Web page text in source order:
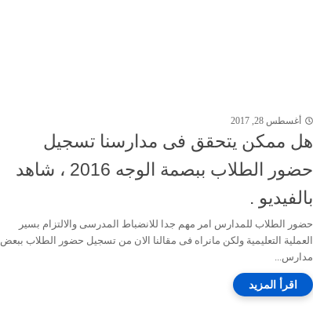
أغسطس 28, 2017
هل ممكن يتحقق فى مدارسنا تسجيل
حضور الطلاب ببصمة الوجه 2016 ، شاهد
بالفيديو .
حضور الطلاب للمدارس امر مهم جدا للانضباط المدرسى والالتزام بسير
العملية التعليمية ولكن مانراه فى مقالنا الان من تسجيل حضور الطلاب ببعض
مدارس...